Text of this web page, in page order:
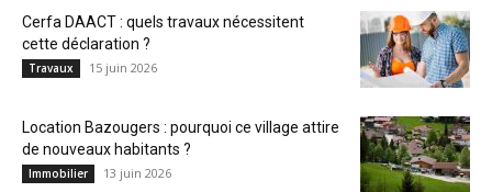
Cerfa DAACT : quels travaux nécessitent
cette déclaration ?
Travaux 15 juin 2026
Location Bazougers : pourquoi ce village attire
de nouveaux habitants ?
Immobilier 13 juin 2026